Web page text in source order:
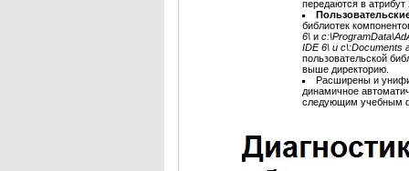
передаются в атрибут
библиотек
6\ и
IDE 6\ и c\:Documents
пользовательской
выше директорию.
Расширены и
динамичное
следующим учебным